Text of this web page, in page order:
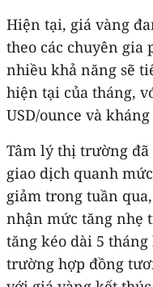
Hiện tại, giá vàng
theo các chuyên
nhiều khả năng sẽ
hiện tại của tháng,
USD/ounce và
Tâm lý thị trường
giao dịch quanh
giảm trong tuần
nhận mức tăng nhẹ
tăng kéo dài 5
trường hợp đồng